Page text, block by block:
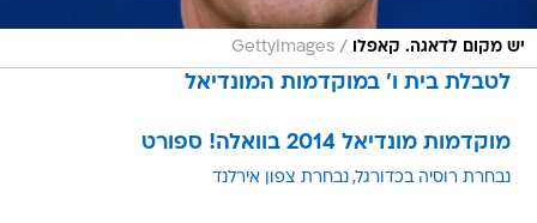
יש מקום לדאגה. קאפלו /
GettyImages
לטבלת בית ו' במוקדמות המונדיאל
מוקדמות מונדיאל 2014 בוואלה! ספורט
נבחרת רוסיה בכדורגל נבחרת צפון אירלנד